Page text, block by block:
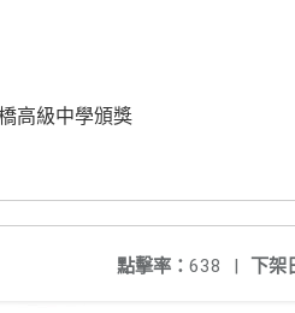
高級中學頒獎
下架
點擊率： 638 |